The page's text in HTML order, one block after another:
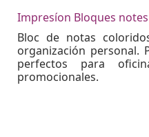
Impresíon Bloques notes
Bloc de notas
organización personal.
perfectos para
promocionales.